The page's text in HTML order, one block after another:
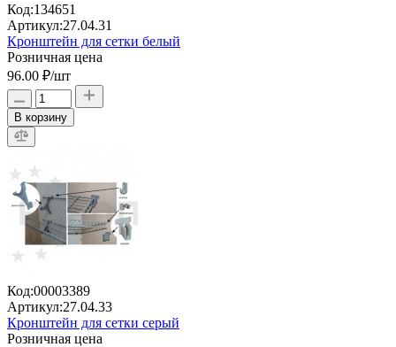
Код:134651
Артикул:27.04.31
Кронштейн для сетки белый
Розничная цена
96.00 ₽/шт
В корзину
Код:00003389
Артикул:27.04.33
Кронштейн для сетки серый
Розничная цена